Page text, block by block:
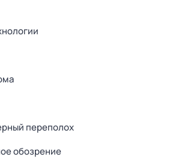
переполох
обозрение